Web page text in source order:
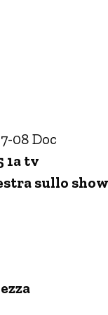
08 Doc
1a tv
sullo